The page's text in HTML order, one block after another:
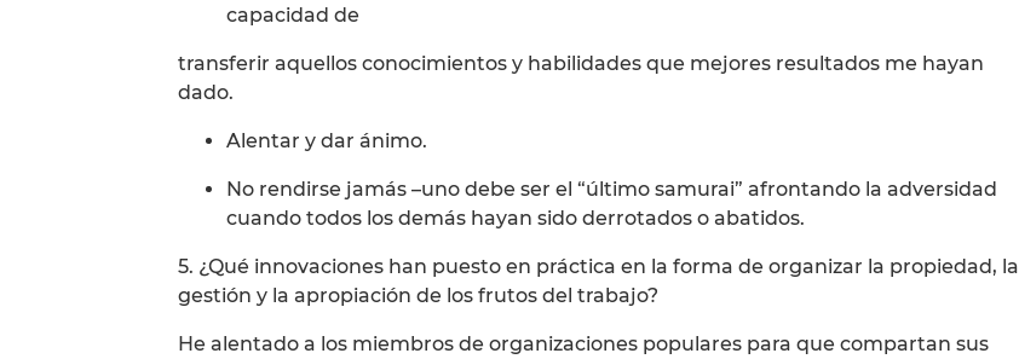
capacidad de
transferir aquellos conocimientos y habilidades que mejores resultados me hayan
dado.
Alentar y dar ánimo.
No rendirse jamás –uno debe ser el “último samurai” afrontando la adversidad
cuando todos los demás hayan sido derrotados o abatidos.
5. ¿Qué innovaciones han puesto en práctica en la forma de organizar la propiedad, la
gestión y la apropiación de los frutos del trabajo?
He alentado a los miembros de organizaciones populares para que compartan sus